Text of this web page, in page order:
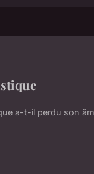
a-t-il perdu son